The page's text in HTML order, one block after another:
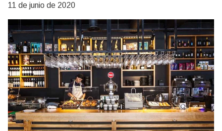
11 de junio de 2020